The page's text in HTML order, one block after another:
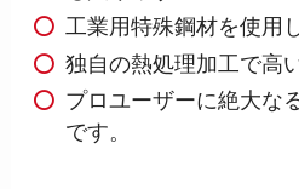
工業用特殊鋼材を使用
独自の熱処理加工で高
プロユーザーに絶大な
です。